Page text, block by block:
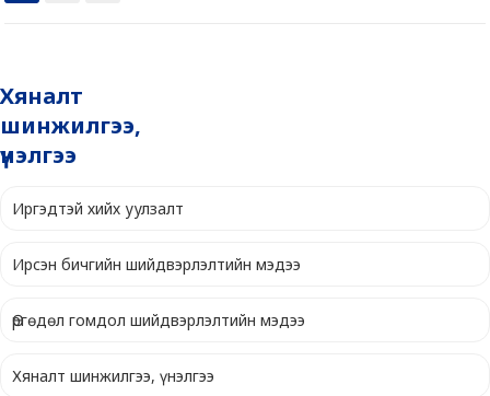
Хяналт
шинжилгээ,
үнэлгээ
Иргэдтэй хийх уулзалт
Ирсэн бичгийн шийдвэрлэлтийн мэдээ
Өргөдөл гомдол шийдвэрлэлтийн мэдээ
Хяналт шинжилгээ, үнэлгээ